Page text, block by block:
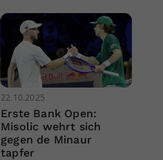
22.10.2025
Erste Bank Open:
Misolic wehrt sich
gegen de Minaur
tapfer